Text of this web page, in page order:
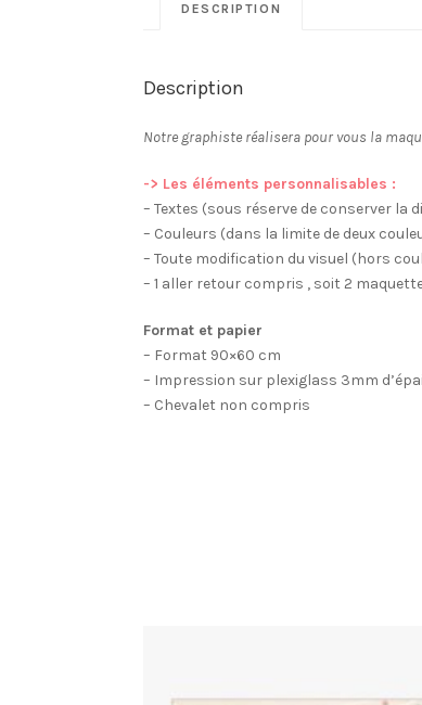
DESCRIPTION
Description
Notre graphiste réalisera pour vous la
-> Les éléments personnalisables :
– Textes (sous réserve de conserver la
– Couleurs (dans la limite de deux
– Toute modification du visuel (hors
– 1 aller retour compris , soit 2
Format et papier
– Format 90×60 cm
– Impression sur plexiglass 3mm
– Chevalet non compris